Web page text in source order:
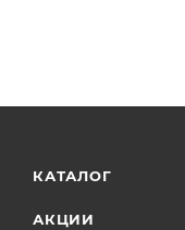
КАТАЛОГ
АКЦИИ